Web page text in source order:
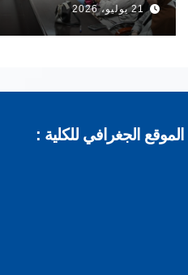
21 يوليو، 2026
الجغرافي للكلية :